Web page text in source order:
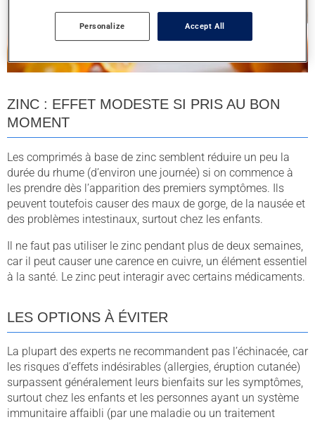
ZINC : EFFET MODESTE SI PRIS AU BON
MOMENT
Les comprimés à base de zinc semblent réduire un peu la
durée du rhume (d’environ une journée) si on commence à
les prendre dès l’apparition des premiers symptômes. Ils
peuvent toutefois causer des maux de gorge, de la nausée et
des problèmes intestinaux, surtout chez les enfants.
Il ne faut pas utiliser le zinc pendant plus de deux semaines,
car il peut causer une carence en cuivre, un élément essentiel
à la santé. Le zinc peut interagir avec certains médicaments.
LES OPTIONS À ÉVITER
La plupart des experts ne recommandent pas l’échinacée, car
les risques d’effets indésirables (allergies, éruption cutanée)
surpassent généralement leurs bienfaits sur les symptômes,
surtout chez les enfants et les personnes ayant un système
immunitaire affaibli (par une maladie ou un traitement
Personalize Accept All